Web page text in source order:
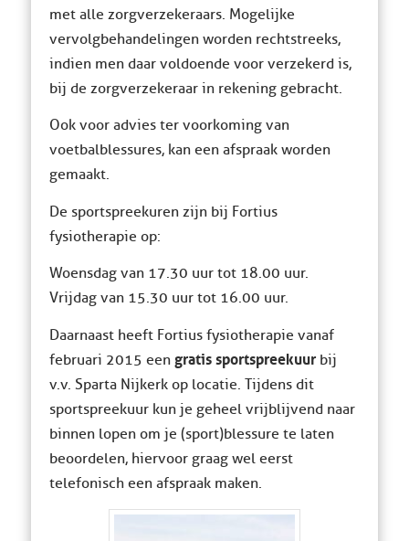
met alle zorgverzekeraars. Mogelijke
vervolgbehandelingen worden rechtstreeks,
indien men daar voldoende voor verzekerd is,
bij de zorgverzekeraar in rekening gebracht.
Ook voor advies ter voorkoming van
voetbalblessures, kan een afspraak worden
gemaakt.
De sportspreekuren zijn bij Fortius
fysiotherapie op:
Woensdag van 17.30 uur tot 18.00 uur.
Vrijdag van 15.30 uur tot 16.00 uur.
Daarnaast heeft Fortius fysiotherapie vanaf
februari 2015 een gratis sportspreekuurbij
v.v. Sparta Nijkerk op locatie. Tijdens dit
sportspreekuur kun je geheel vrijblijvend naar
binnen lopen om je (sport)blessure te laten
beoordelen, hiervoor graag wel eerst
telefonisch een afspraak maken.